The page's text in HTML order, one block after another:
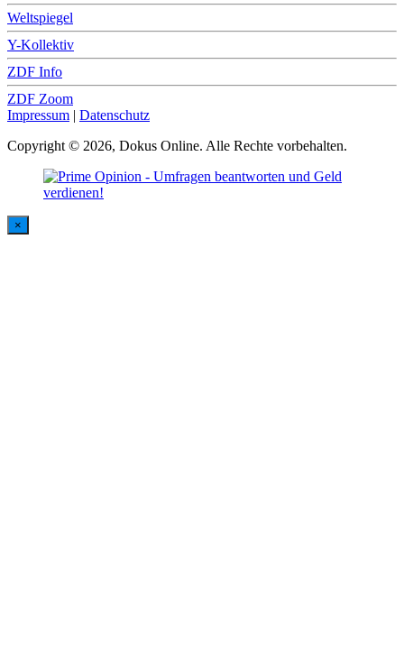
Weltspiegel
Y-Kollektiv
ZDF Info
ZDF Zoom
Impressum | Datenschutz
Copyright © 2026, Dokus Online. Alle Rechte vorbehalten.
×